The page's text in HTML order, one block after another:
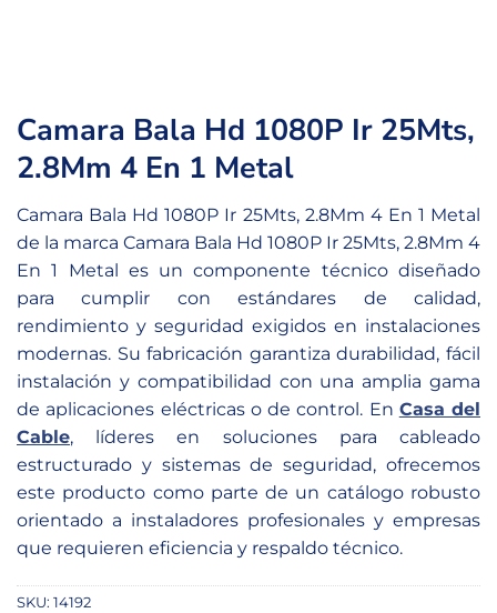
Camara Bala Hd 1080P Ir 25Mts,
2.8Mm 4 En 1 Metal
Camara Bala Hd 1080P Ir 25Mts, 2.8Mm 4 En 1 Metal
de la marca Camara Bala Hd 1080P Ir 25Mts, 2.8Mm 4
En 1 Metal es un componente técnico diseñado
para cumplir con estándares de calidad,
rendimiento y seguridad exigidos en instalaciones
modernas. Su fabricación garantiza durabilidad, fácil
instalación y compatibilidad con una amplia gama
de aplicaciones eléctricas o de control. En Casa del
Cable, líderes en soluciones para cableado
estructurado y sistemas de seguridad, ofrecemos
este producto como parte de un catálogo robusto
orientado a instaladores profesionales y empresas
que requieren eficiencia y respaldo técnico.
SKU: 14192